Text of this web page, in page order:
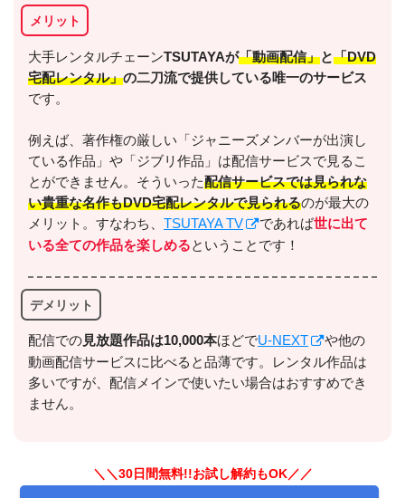
＼＼31日間無料!!お試し解約もOK／／
今すぐ無料でU-NEXTで見る
出典:U-NEXTヘルプセンター
メリット
大手レンタルチェーンTSUTAYAが「動画配信」と「DVD
宅配レンタル」の二刀流で提供している唯一のサービス
です。
例えば、著作権の厳しい「ジャニーズメンバーが出演し
ている作品」や「ジブリ作品」は配信サービスで見るこ
とができません。そういった配信サービスでは見られな
い貴重な名作もDVD宅配レンタルで見られるのが最大の
メリット。すなわち、 TSUTAYA TV であれば世に出て
いる全ての作品を楽しめるということです！
デメリット
配信での⾒放題作品は10,000本ほどでU-NEXT
や他の
動画配信サービスに比べると品薄です。レンタル作品は
多いですが、配信メインで使いたい場合はおすすめでき
ません。
＼＼30日間無料!!お試し解約もOK／／